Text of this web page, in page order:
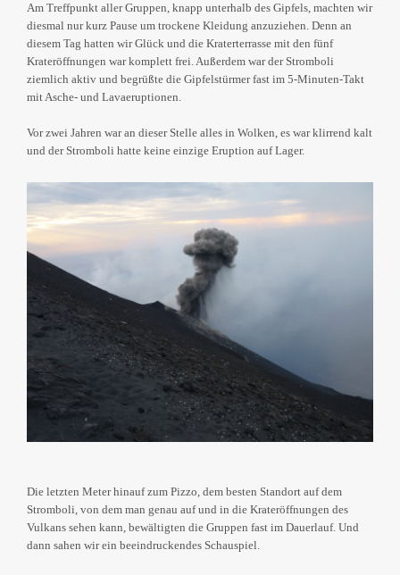
Am Treffpunkt aller Gruppen, knapp unterhalb des Gipfels, machten wir
diesmal nur kurz Pause um trockene Kleidung anzuziehen. Denn an
diesem Tag hatten wir Glück und die Kraterterrasse mit den fünf
Krateröffnungen war komplett frei. Außerdem war der Stromboli
ziemlich aktiv und begrüßte die Gipfelstürmer fast im 5-Minuten-Takt
mit Asche- und Lavaeruptionen.
Vor zwei Jahren war an dieser Stelle alles in Wolken, es war klirrend kalt
und der Stromboli hatte keine einzige Eruption auf Lager.
Die letzten Meter hinauf zum Pizzo, dem besten Standort auf dem
Stromboli, von dem man genau auf und in die Krateröffnungen des
Vulkans sehen kann, bewältigten die Gruppen fast im Dauerlauf. Und
dann sahen wir ein beeindruckendes Schauspiel.